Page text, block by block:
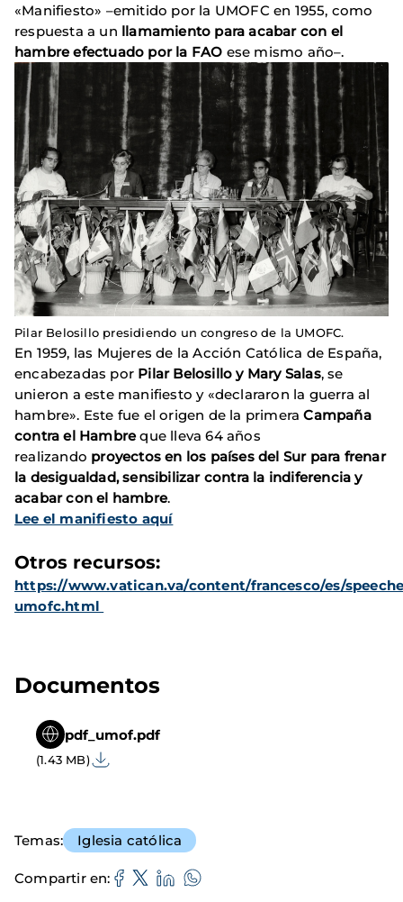
«Manifiesto» –emitido por la UMOFC en 1955, como
respuesta a un llamamiento para acabar con el
hambre efectuado por la FAO ese mismo año–.
Pilar Belosillo presidiendo un congreso de la UMOFC.
En 1959, las Mujeres de la Acción Católica de España,
encabezadas por Pilar Belosillo y Mary Salas, se
unieron a este manifiesto y «declararon la guerra al
hambre». Este fue el origen de la primeraCampaña
contra el Hambreque lleva 64 años
realizando proyectos en los países del Sur para frenar
la desigualdad, sensibilizar contra la indiferencia y
acabar con el hambre.
Lee el manifiesto aquí
Otros recursos:
https://www.vatican.va/content/francesco/es/
umofc.html
Documentos
pdf_umof.pdf
(1.43 MB)
Temas Iglesia católica
Compartir en